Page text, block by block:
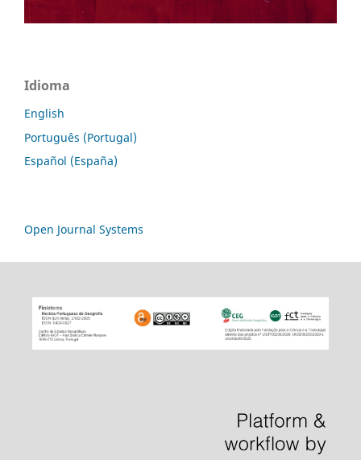
Idioma
English
Português (Portugal)
Español (España)
Open Journal Systems